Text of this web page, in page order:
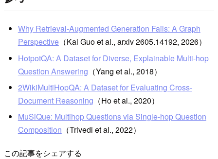
Why Retrieval-Augmented Generation Fails: A Graph
Perspective（Kai Guo et al., arxiv 2605.14192, 2026）
HotpotQA: A Dataset for Diverse, Explainable Multi-hop
Question Answering （Yang et al., 2018）
2WikiMultiHopQA: A Dataset for Evaluating Cross-
Document Reasoning （Ho et al., 2020）
MuSiQue: Multihop Questions via Single-hop Question
Composition （Trivedi et al., 2022）
この記事をシェアする